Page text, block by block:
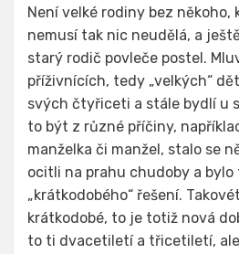
Není velké rodiny bez někoho,
nemusí tak nic neudělá, a
starý rodič povleče postel.
příživnících, tedy „velkých“
svých čtyřiceti a stále bydlí u
to být z různé příčiny,
manželka či manžel, stalo se
ocitli na prahu chudoby a bylo
„krátkodobého“ řešení.
krátkodobé, to je totiž nová
to ti dvacetiletí a třicetiletí,